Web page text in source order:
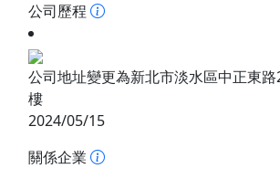
公司歷程
公司地址變更為新北市淡水區中正東
樓
2024/05/15
關係企業